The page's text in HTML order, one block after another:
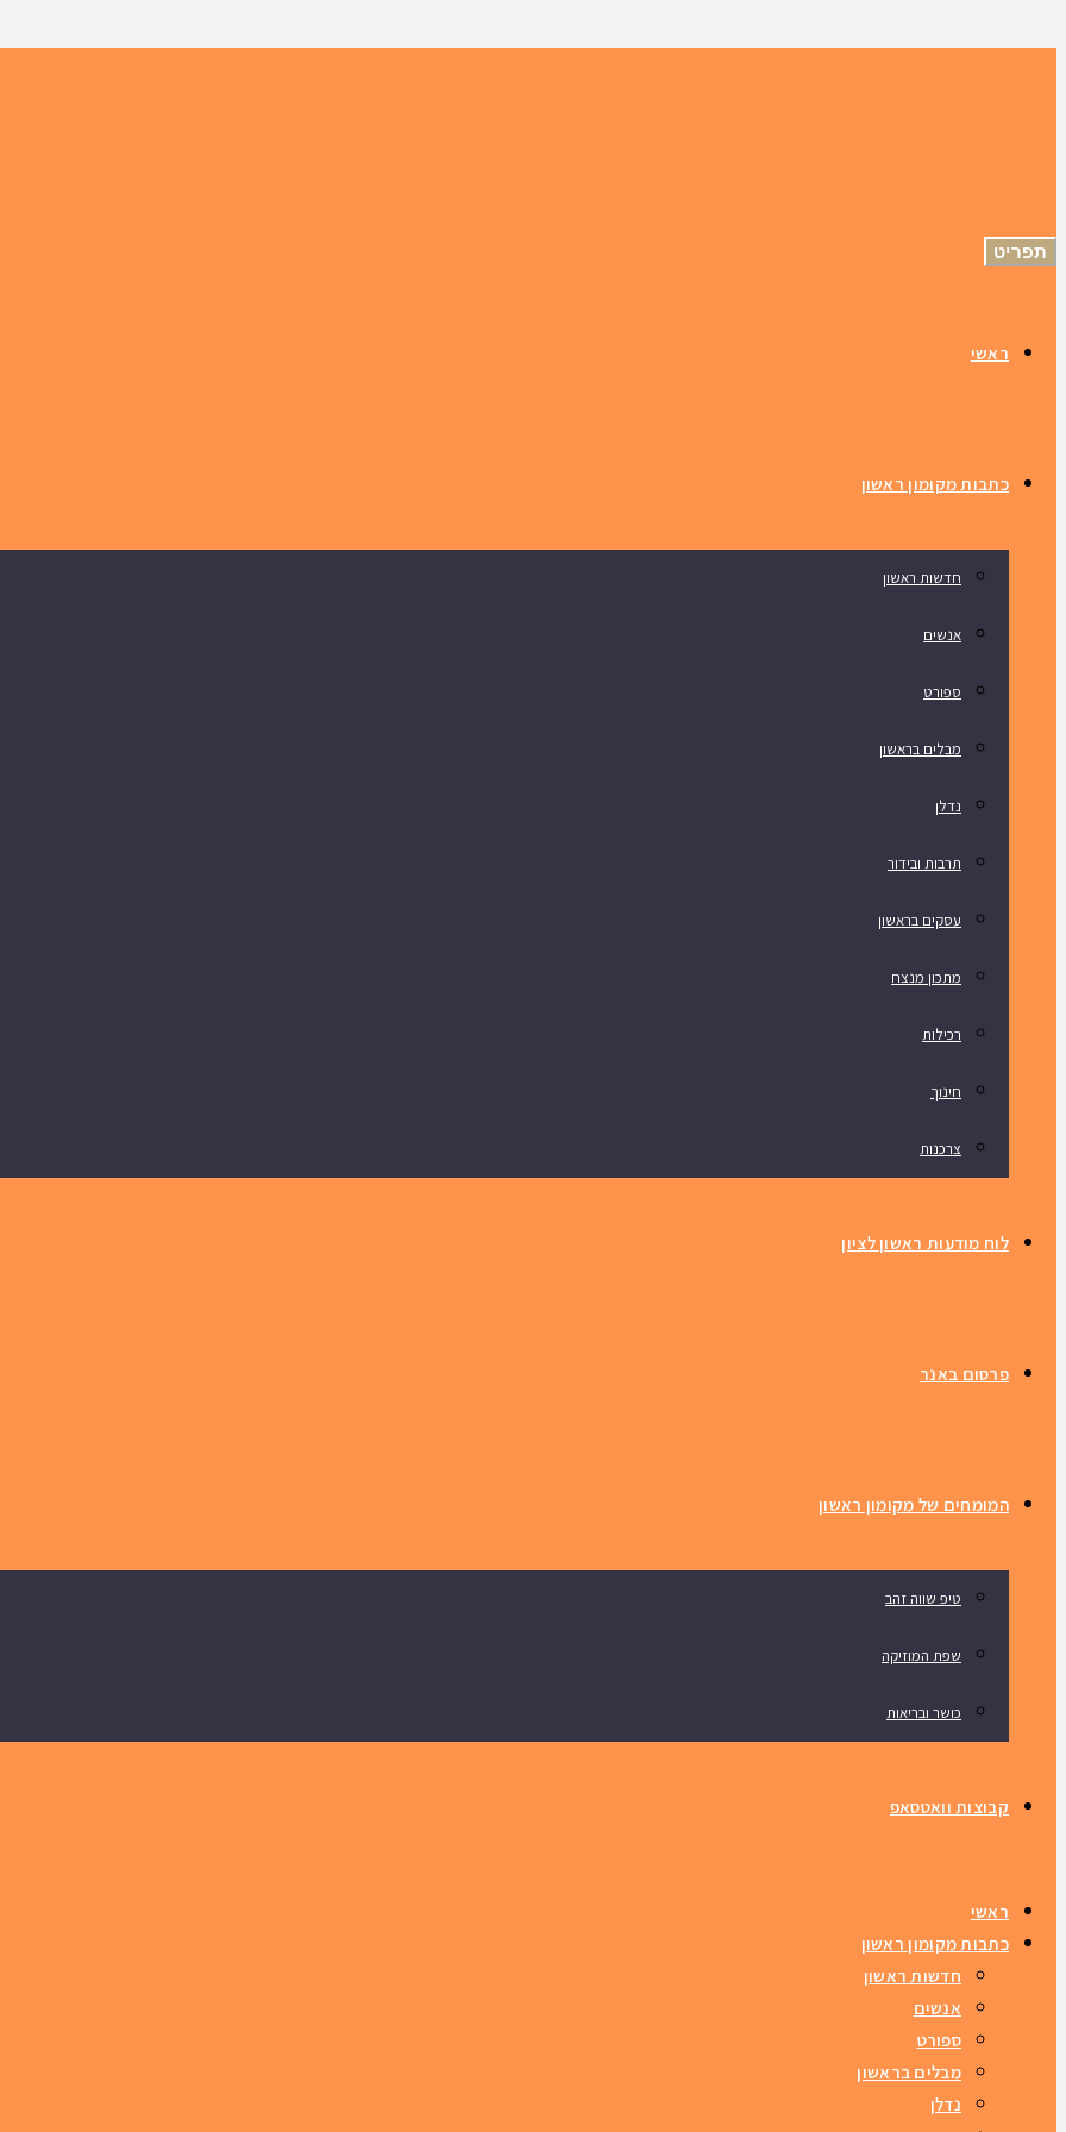
תפריט
ראשי
כתבות מקומון ראשון
חדשות ראשון
אנשים
ספורט
מבלים בראשון
נדלן
תרבות ובידור
עסקים בראשון
מתכון מנצח
רכילות
חינוך
צרכנות
לוח מודעות ראשון לציון
פרסום באנר
המומחים של מקומון ראשון
טיפ שווה זהב
שפת המוזיקה
כושר ובריאות
קבוצות וואטסאפ
ראשי
כתבות מקומון ראשון
חדשות ראשון
אנשים
ספורט
מבלים בראשון
נדלן